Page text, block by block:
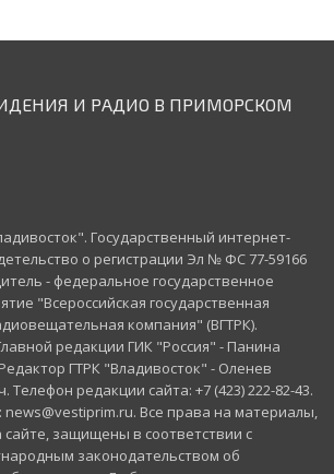
И РАДИО В ПРИМОРСКОМ
Государственный интернет-
о регистрации Эл № ФС 77-59166
- федеральное государственное
"Всероссийская государственная
компания" (ВГТРК).
редакции ГИК "Россия" - Панина
ГТРК "Владивосток" - Оленев
Телефон редакции сайта: +7 (423) 222-82-43.
Все права на материалы,
защищены в соответствии с
законодательством об